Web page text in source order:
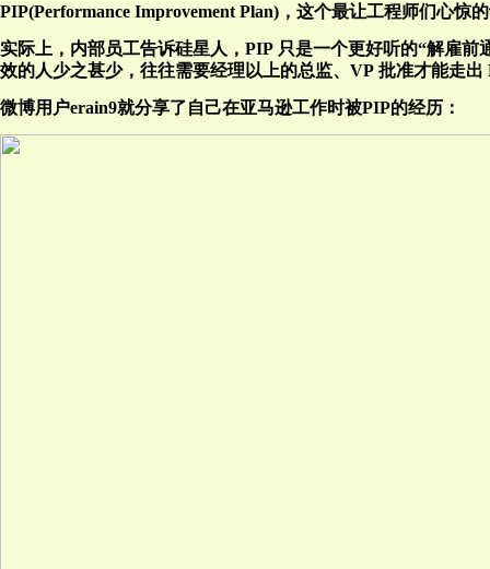
PIP(Performance Improvement Plan)，这个最让工程师们心惊
实际上，内部员工告诉硅星人，PIP 只是一个更好听的“解雇
效的人少之甚少，往往需要经理以上的总监、VP 批准才能走出
微博用户erain9就分享了自己在亚马逊工作时被PIP的经历：